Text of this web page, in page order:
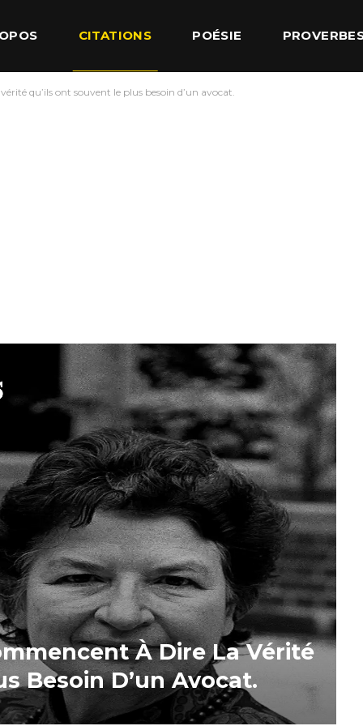
CITATIONS POÉSIE
qu’ils ont souvent le plus besoin d’un avocat.
À Dire La Vérité
Besoin D’un Avocat.